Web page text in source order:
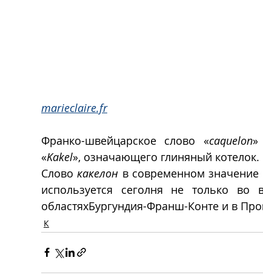
marieclaire.fr
Франко-швейцарское слово «caquelon»
«Kakel», означающего глиняный котелок.
Слово какелон в современном
используется сеголня не только
областяхБургундия-Франш-Конте и в
К